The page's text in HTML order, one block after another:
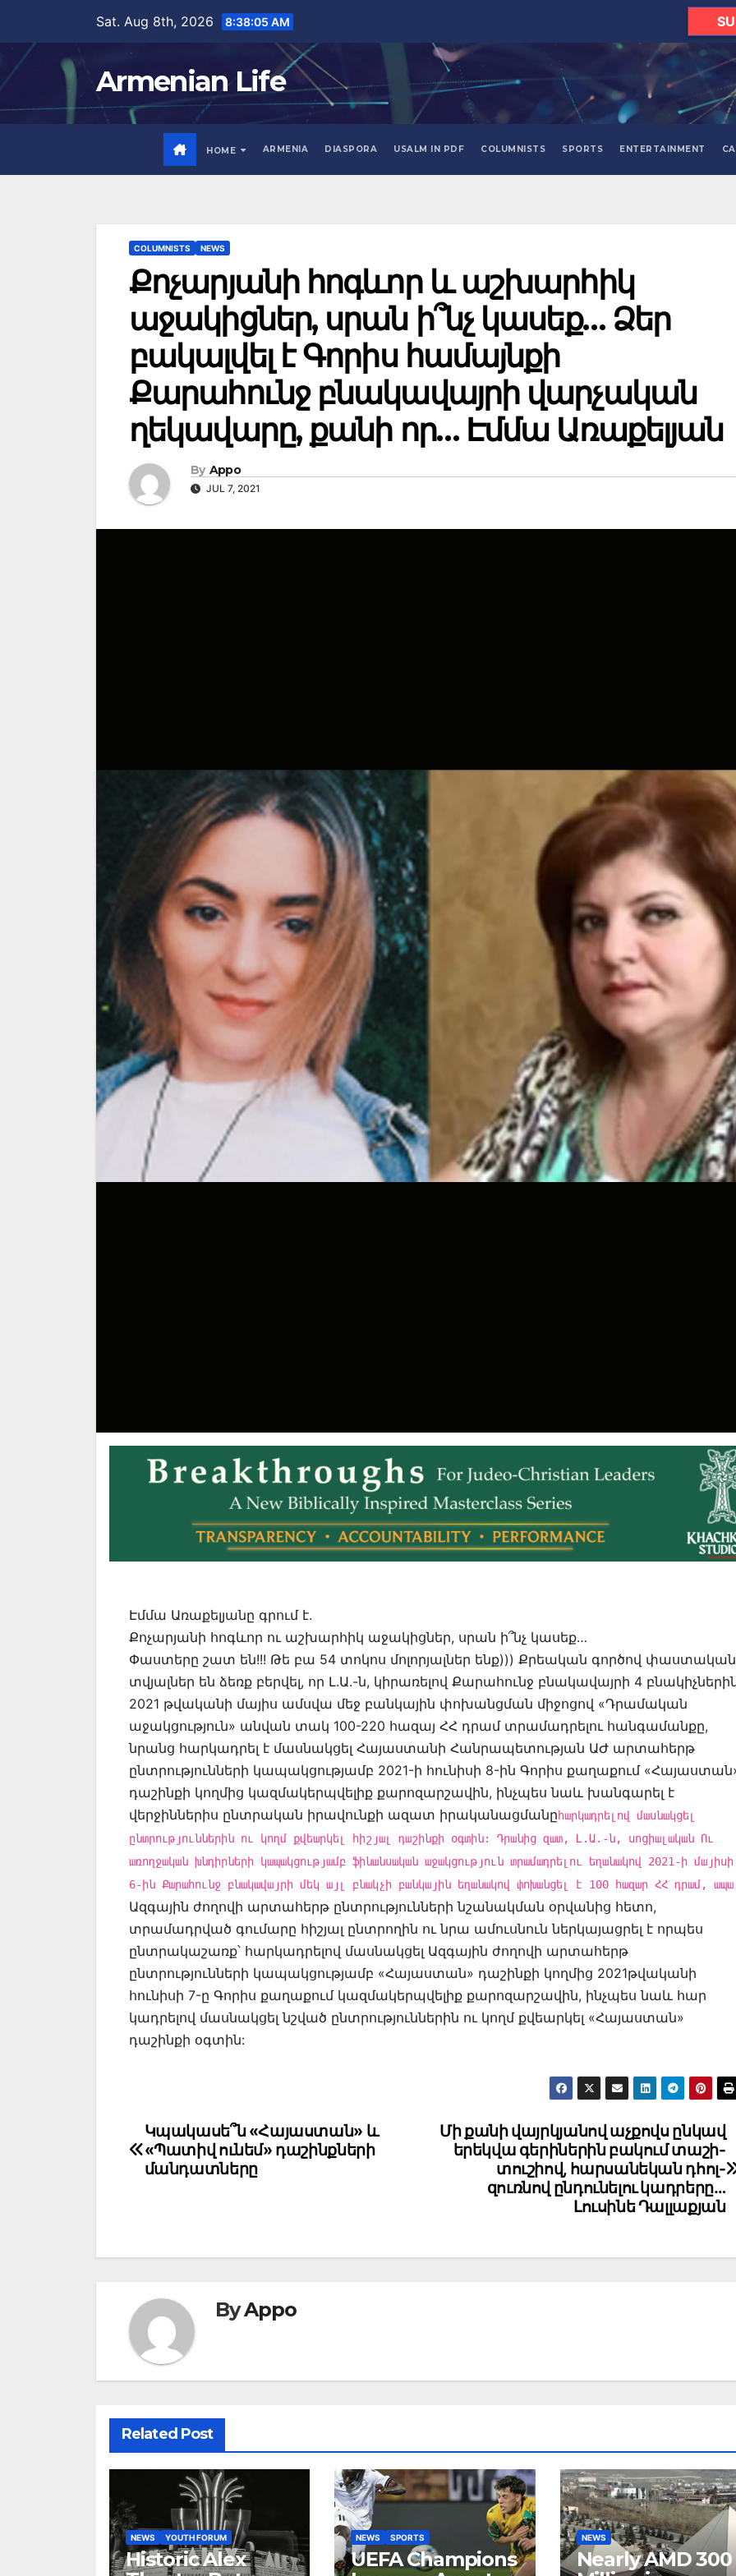
content
Sat. Aug 8th, 2026 8:38:06 AM
Armenian Life
HOME ARMENIA DIASPORA USALM IN PDF COLUMNISTS SPORTS ENTERTAINMENT
COLUMNISTS NEWS
Քոչարյանի հոգևոր և աշխարհիկ
աջակիցներ, սրան ի՞նչ կասեք… Ձեր
բակալվել է Գորիս համայնքի
Քարահունջ բնակավայրի վարչական
ղեկավարը, քանի որ… Էմմա Առաքելյան
By Appo
JUL 7, 2021
Էմմա Առաքելյանը գրում է.
Քոչարյանի հոգևոր ու աշխարհիկ աջակիցներ, սրան ի՞նչ կասեք…
Փաստերը շատ են!!! Թե բա 54 տոկոս մոլորյալներ ենք))) Քրեական գործով փաստական
տվյալներ են ձեռք բերվել, որ Լ.Ա.-ն, կիրառելով Քարահունջ բնակավայրի 4
2021 թվականի մայիս ամսվա մեջ բանկային փոխանցման միջոցով «Դրամական
աջակցություն» անվան տակ 100-220 հազայ ՀՀ դրամ տրամադրելու հանգամանքը,
նրանց հարկադրել է մասնակցել Հայաստանի Հանրապետության ԱԺ արտահերթ
ընտրությունների կապակցությամբ 2021-ի հունիսի 8-ին Գորիս քաղաքում
դաշինքի կողմից կազմակերպվելիք քարոզարշավին, ինչպես նաև խանգարել է
վերջիններիս ընտրական իրավունքի ազատ իրականացմանըհարկադրելով մասնակցել
ընտրություններին ու կողմ քվեարկել հիշյալ դաշինքի օգտին: Դրանից զատ, Լ.Ա.-ն, սոցիալական Ու
առողջական խնդիրների կապակցությամբ ֆինանսական աջակցություն տրամադրելու եղանակով 2021-ի մայիսի
6-ին Քարահունջ բնակավայրի մեկ այլ բնակչի բանկային եղանակով փոխանցել է 100 հազար ՀՀ դրամ, ապա
Ազգային ժողովի արտահերթ ընտրությունների նշանակման օրվանից հետո,
տրամադրված գումարը հիշյալ ընտրողին ու նրա ամուսնուն ներկայացրել է որպես
ընտրակաշառք՝ հարկադրելով մասնակցել Ազգային ժողովի արտահերթ
ընտրությունների կապակցությամբ «Հայաստան» դաշինքի կողմից 2021թվականի
հունիսի 7-ը Գորիս քաղաքում կազմակերպվելիք քարոզարշավին, ինչպես նաև հար
կադրելով մասնակցել նշված ընտրություններին ու կողմ քվեարկել «Հայաստան»
դաշինքի օգտին:
Post
navigation
Մի քանի վայրկյանով աչքովս ընկավ
երեկվա գերիներին բակում տաշի-
տուշիով, հարսանեկան դհոլ-
զուռնով ընդունելու կադրերը…
Լուսինե Դալլաքյան
Կպակասե՞ն «Հայաստան» և
«Պատիվ ունեմ» դաշինքների
մանդատները
ByAppo
Related Post
NEWS YOUTH FORUM
Historic Alex
NEWS SPORTS
UEFA Champions
NEWS
Nearly AMD 300